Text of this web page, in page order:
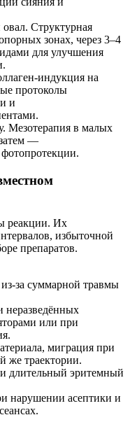
Структурная
зонах, через 3–4
для улучшения
на
протоколы
и
Мезотерапия в малых
затем —
реакции. Их
избыточной
препаратов.
суммарной травмы
неразведённых
или при
миграция при
же траектории.
длительный эритемный
нарушении асептики и